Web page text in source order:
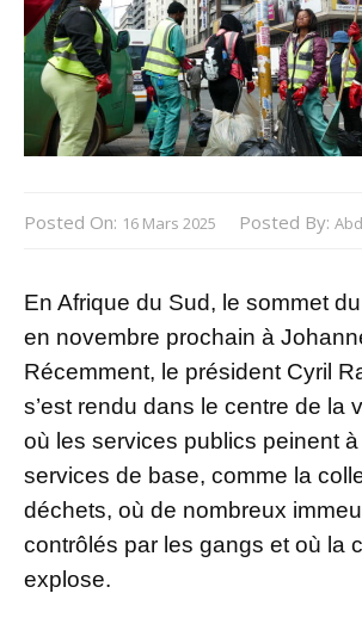
Posted On: 16 Mars 2025 Posted By:
En Afrique du Sud, le sommet
en novembre prochain à
Récemment, le président Cyril
s’est rendu dans le centre de la
où les services publics peinent
services de base, comme la
déchets, où de nombreux
contrôlés par les gangs et où la
explose.